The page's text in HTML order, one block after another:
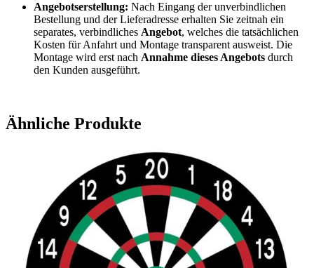
Angebotserstellung: Nach Eingang der unverbindlichen
Bestellung und der Lieferadresse erhalten Sie zeitnah ein
separates, verbindliches Angebot, welches die tatsächlichen
Kosten für Anfahrt und Montage transparent ausweist. Die
Montage wird erst nach Annahme dieses Angebots durch
den Kunden ausgeführt.
Ähnliche Produkte